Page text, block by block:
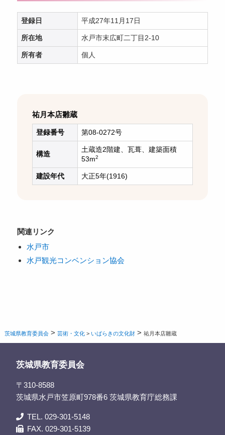
登録日 平成27年11月17日
所在地 水戸市末広町二丁目2-10
所有者 個人
祐月本店雛蔵
登録番号 第08-0272号
構造
土蔵造2階建、瓦葺、建築面積
53m2
建設年代 大正5年(1916)
関連リンク
水戸市
水戸観光コンベンション協会
茨城県教育委員会 >芸術・文化 > いばらきの文化財 >祐月本店雛蔵
茨城県教育委員会
〒310-8588
茨城県水戸市笠原町978番6 茨城県教育庁総務課
TEL. 029-301-5148
FAX. 029-301-5139